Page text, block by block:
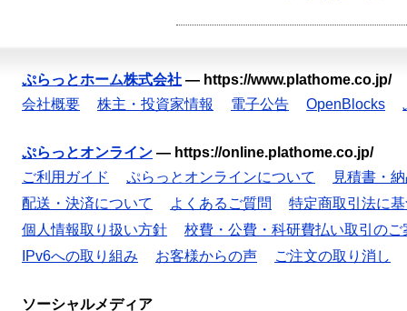
ぷらっとホーム株式会社 — https://www.plathome.co.jp/
会社概要
株主・投資家情報 電子公告 OpenBlocks
ぷらっとオンライン — https://online.plathome.co.jp/
ご利用ガイド
ぷらっとオンラインについて
見積書・
配送・決済について
よくあるご質問
特定商取引法に
個人情報取り扱い方針
校費・公費・科研費払い取引のご
IPv6への取り組み
お客様からの声 ご注文の取り消し
ソーシャルメディア